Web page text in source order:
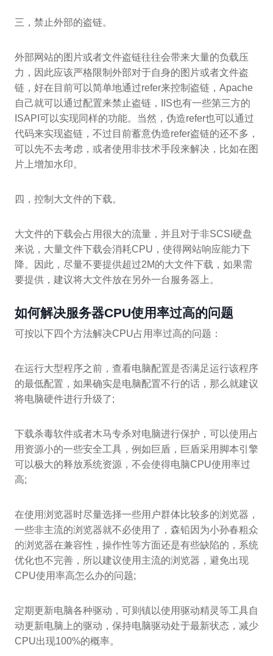
三，禁止外部的盗链。
外部网站的图片或者文件盗链往往会带来大量的负载压
力，因此应该严格限制外部对于自身的图片或者文件盗
链，好在目前可以简单地通过refer来控制盗链，Apache
自己就可以通过配置来禁止盗链，IIS也有一些第三方的
ISAPI可以实现同样的功能。当然，伪造refer也可以通过
代码来实现盗链，不过目前蓄意伪造refer盗链的还不多，
可以先不去考虑，或者使用非技术手段来解决，比如在图
片上增加水印。
四，控制大文件的下载。
大文件的下载会占用很大的流量，并且对于非SCSI硬盘
来说，大量文件下载会消耗CPU，使得网站响应能力下
降。因此，尽量不要提供超过2M的大文件下载，如果需
要提供，建议将大文件放在另外一台服务器上。
如何解决服务器CPU使用率过高的问题
可按以下四个方法解决CPU占用率过高的问题：
在运行大型程序之前，查看电脑配置是否满足运行该程序
的最低配置，如果确实是电脑配置不行的话，那么就建议
将电脑硬件进行升级了;
下载杀毒软件或者木马专杀对电脑进行保护，可以使用占
用资源小的一些安全工具，例如巨盾，巨盾采用脚本引擎
可以极大的释放系统资源，不会使得电脑CPU使用率过
高;
在使用浏览器时尽量选择一些用户群体比较多的浏览器，
一些非主流的浏览器就不必使用了，森铅因为小孙春粗众
的浏览器在兼容性，操作性等方面还是有些缺陷的，系统
优化也不完善，所以建议使用主流的浏览器，避免出现
CPU使用率高怎么办的问题;
定期更新电脑各种驱动，可则镇以使用驱动精灵等工具自
动更新电脑上的驱动，保持电脑驱动处于最新状态，减少
CPU出现100%的概率。